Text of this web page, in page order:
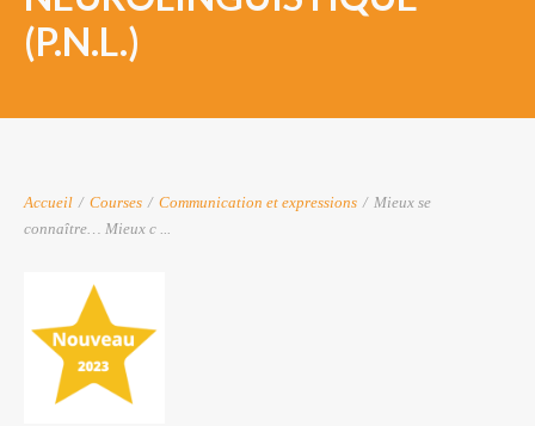
(P.N.L.)
Accueil / Courses / Communication et expressions / Mieux se
connaître… Mieux c ...